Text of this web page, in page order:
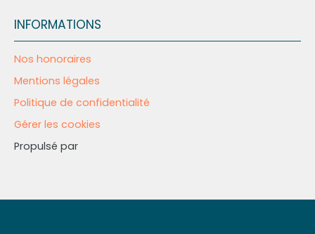
INFORMATIONS
Nos honoraires
Mentions légales
Politique de confidentialité
Gérer les cookies
Propulsé par